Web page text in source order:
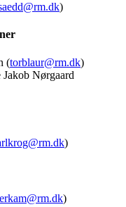
)
(torblaur@rm.dk)
Nørgaard
)
)